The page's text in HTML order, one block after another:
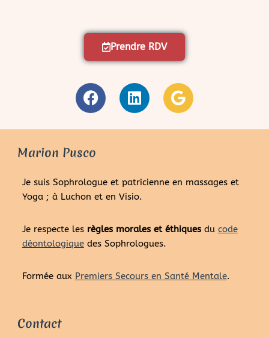
Prendre RDV
Marion Pusco
Je suis Sophrologue et patricienne en massages et
Yoga ; à Luchon et en Visio.
Je respecte les règles morales et éthiquesdu code
déontologiquedes Sophrologues.
Formée aux Premiers Secours en Santé Mentale.
Contact